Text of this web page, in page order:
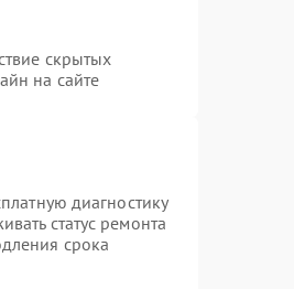
скрытых
на сайте
диагностику
статус ремонта
срока